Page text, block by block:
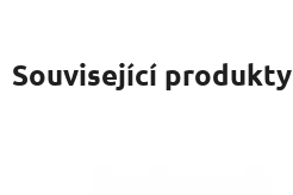
Související produkty